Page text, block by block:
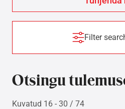
Filter
Otsingu
Kuvatud 16 - 30 / 74